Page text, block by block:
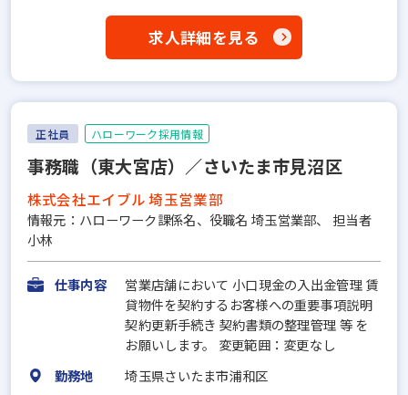
求人詳細を見る
正社員 ハローワーク採用情報
事務職（東大宮店）／さいたま市見沼区
株式会社エイブル 埼玉営業部
情報元：ハローワーク課係名、役職名 埼玉営業部、 担当者
小林
仕事内容
営業店舗において 小口現金の入出金管理 賃
貸物件を契約するお客様への重要事項説明
契約更新手続き 契約書類の整理管理 等 を
お願いします。 変更範囲：変更なし
勤務地
埼玉県さいたま市浦和区